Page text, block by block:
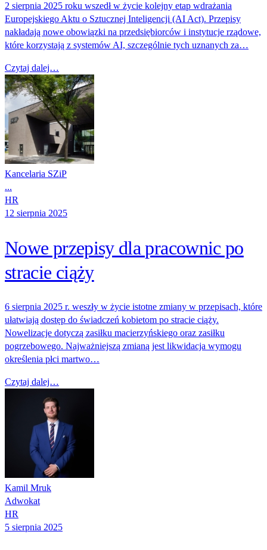
2 sierpnia 2025 roku wszedł w życie kolejny etap wdrażania
Europejskiego Aktu o Sztucznej Inteligencji (AI Act). Przepisy
nakładają nowe obowiązki na przedsiębiorców i instytucje rządowe,
które korzystają z systemów AI, szczególnie tych uznanych za…
Czytaj dalej…
Kancelaria SZiP
...
HR
12 sierpnia 2025
Nowe przepisy dla pracownic po
stracie ciąży
6 sierpnia 2025 r. weszły w życie istotne zmiany w przepisach, które
ułatwiają dostęp do świadczeń kobietom po stracie ciąży.
Nowelizacje dotyczą zasiłku macierzyńskiego oraz zasiłku
pogrzebowego. Najważniejszą zmianą jest likwidacja wymogu
określenia płci martwo…
Czytaj dalej…
Kamil Mruk
Adwokat
HR
5 sierpnia 2025